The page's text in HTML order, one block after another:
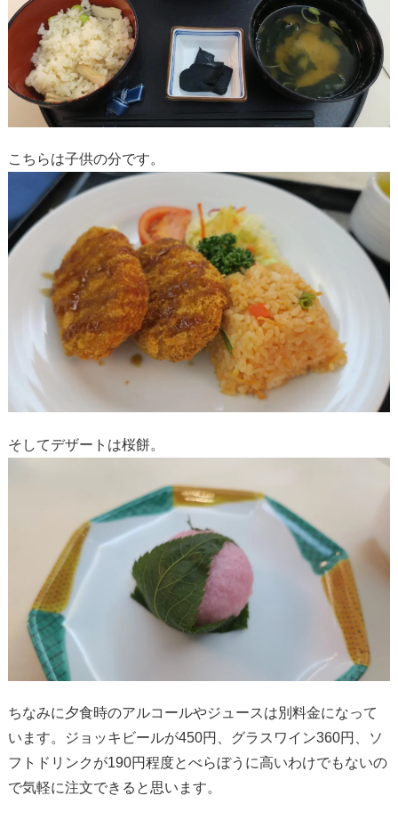
こちらは子供の分です。
そしてデザートは桜餅。
ちなみに夕食時のアルコールやジュースは別料金になって
います。ジョッキビールが450円、グラスワイン360円、ソ
フトドリンクが190円程度とべらぼうに高いわけでもないの
で気軽に注文できると思います。